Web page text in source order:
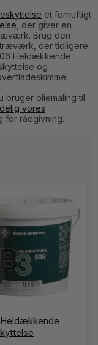
et fornuftigt
, der giver en
Brug den
der tidligere
Heldækkende
og
bruger oliemaling til
vores
for rådgivning.